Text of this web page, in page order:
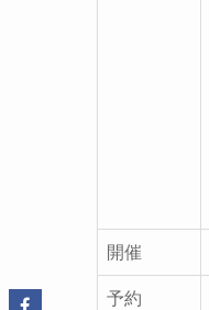
開催
予約